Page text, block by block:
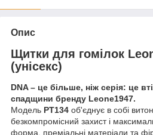
Опис
Щитки для гомілок
(унісекс)
DNA – це більше, ніж серія: це
спадщини бренду Leone1947.
Модель PT134 об'єднує в собі
безкомпромісний захист і
форма, преміальні матеріали та